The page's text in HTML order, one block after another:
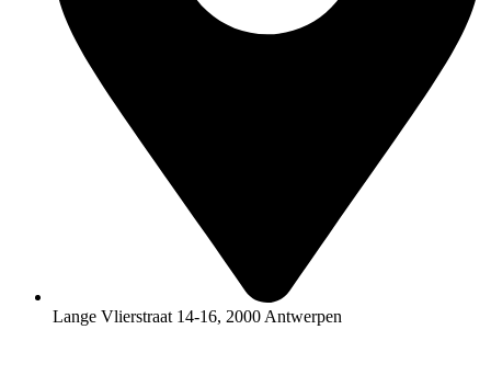
Lange Vlierstraat 14-16, 2000 Antwerpen